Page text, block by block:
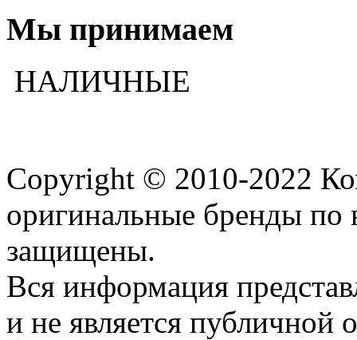
Мы принимаем
НАЛИЧНЫЕ
Copyright © 2010-2022
оригинальные бренды по
защищены.
Вся информация
и не является публичной